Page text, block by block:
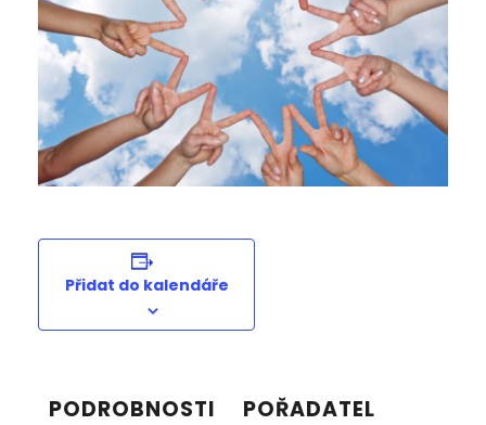
Přidat do kalendáře
PODROBNOSTI POŘADATEL